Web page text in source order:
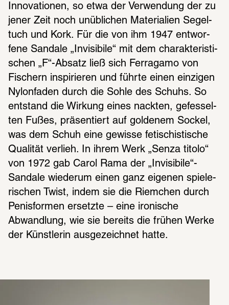
Inno­va­tio­nen, so etwa der Verwen­dung der zu
jener Zeit noch unüb­li­chen Mate­ria­lien Segel­
tuch und Kork. Für die von ihm 1947 entwor­
fene Sandale „Invi­si­bile“ mit dem charak­te­ris­ti­
schen „F“-Absatz ließ sich Ferra­gamo von
Fischern inspi­rie­ren und führte einen einzi­gen
Nylon­fa­den durch die Sohle des Schuhs. So
entstand die Wirkung eines nack­ten, gefes­sel­
ten Fußes, präsen­tiert auf golde­nem Sockel,
was dem Schuh eine gewisse feti­schis­ti­sche
Quali­tät verlieh. In ihrem Werk „Senza titolo“
von 1972 gab Carol Rama der „Invi­si­bile“-
Sandale wiederum einen ganz eige­nen spie­le­
ri­schen Twist, indem sie die Riem­chen durch
Penis­for­men ersetzte – eine ironi­sche
Abwand­lung, wie sie bereits die frühen Werke
der Künst­le­rin ausge­zeich­net hatte.